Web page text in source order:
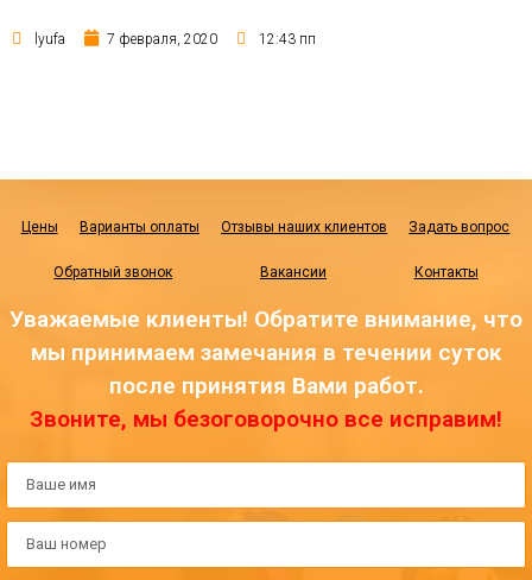
lyufa 7 февраля, 2020 12:43 пп
Цены Варианты оплаты Отзывы наших клиентов Задать вопрос
Обратный звонок Вакансии Контакты
Уважаемые клиенты! Обратите внимание, что
мы принимаем замечания в течении суток
после принятия Вами работ.
Звоните, мы безоговорочно все исправим!